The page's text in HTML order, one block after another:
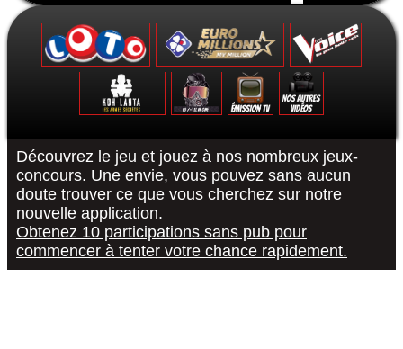
Formulaire de contact
Loto : le tirage du 27 août 2022
Euromillions : tirage du 6 septembre Euro
Koh-Lanta : Les Poteaux - La Finale - Koh-Lanta :
The Voice 10 - La Finale - 15/05/2021 The Voice
Le Grand Quiz - Permis De Conduire -
"R or B #RorB"
District Z : Épisode 3 - 25/12/2020 Les 12
Découvrez le jeu et jouez à nos nombreux jeux-
concours. Une envie, vous pouvez sans aucun
doute trouver ce que vous cherchez sur notre
nouvelle application.
Obtenez 10 participations sans pub pour
commencer à tenter votre chance rapidement.